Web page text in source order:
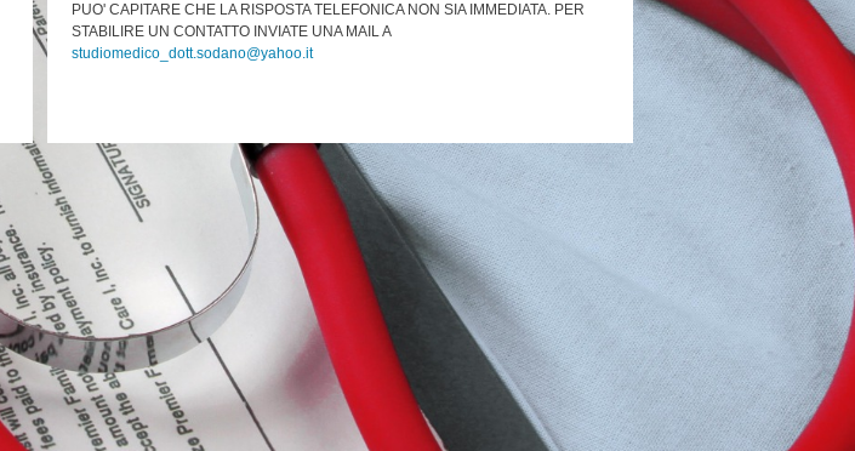
PUO' CAPITARE CHE LA RISPOSTA TELEFONICA NON SIA IMMEDIATA. PER
STABILIRE UN CONTATTO INVIATE UNA MAIL A
studiomedico_dott.sodano@yahoo.it
Visite in orario studio con prenotazione chiamando 3489883881 in orario
ambulatorio oppure su Miodottore.it
Visite con reali caratteristiche di urgenza: direttamente in studio in orario
ambulatorio. La priorità è decisa dal medico.
Prescrizioni per terapie abituali: ambulatoriofasano14@gmail.comoppure
dettarle al 3489883881 in orario ambulatorio o portare la richiesta in
segreteria.
Le prescrizioni saranno consegnate o inviate in 2 giorni lavorativi.